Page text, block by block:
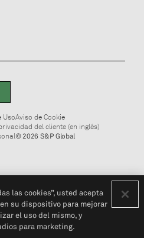
UsoAviso de Cookie
del cliente (en inglés)
© 2026 S&P Global
las cookies”, usted acepta
su dispositivo para mejorar
el uso del mismo, y
para marketing.